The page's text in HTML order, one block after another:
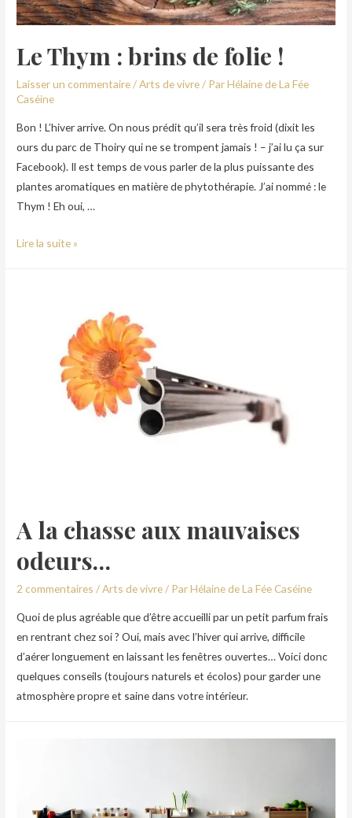
Le Thym : brins de folie !
Laisser un commentaire/Arts de vivre/ ParHélaine de La Fée
Caséine
Bon ! L’hiver arrive. On nous prédit qu’il sera très froid (dixit les
ours du parc de Thoiry qui ne se trompent jamais ! – j’ai lu ça sur
Facebook). Il est temps de vous parler de la plus puissante des
plantes aromatiques en matière de phytothérapie. J’ai nommé : le
Thym ! Eh oui, …
Lire la suite »
A la chasse aux mauvaises
odeurs…
2 commentaires /Arts de vivre/ ParHélaine de La Fée Caséine
Quoi de plus agréable que d’être accueilli par un petit parfum frais
en rentrant chez soi ? Oui, mais avec l’hiver qui arrive, difficile
d’aérer longuement en laissant les fenêtres ouvertes… Voici donc
quelques conseils (toujours naturels et écolos) pour garder une
atmosphère propre et saine dans votre intérieur.